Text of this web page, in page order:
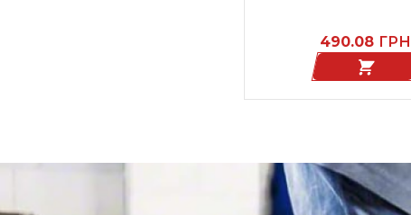
490.08 ГРН